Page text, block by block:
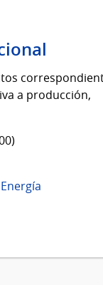
a producción,
Energía